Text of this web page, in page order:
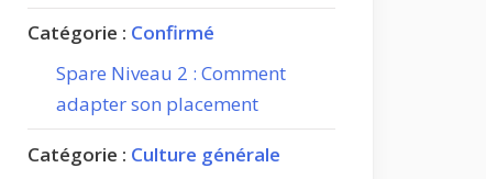
Catégorie : Confirmé
Spare Niveau 2 : Comment
adapter son placement
Catégorie : Culture générale